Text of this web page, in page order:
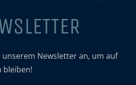
unserem Newsletter an, um auf
bleiben!